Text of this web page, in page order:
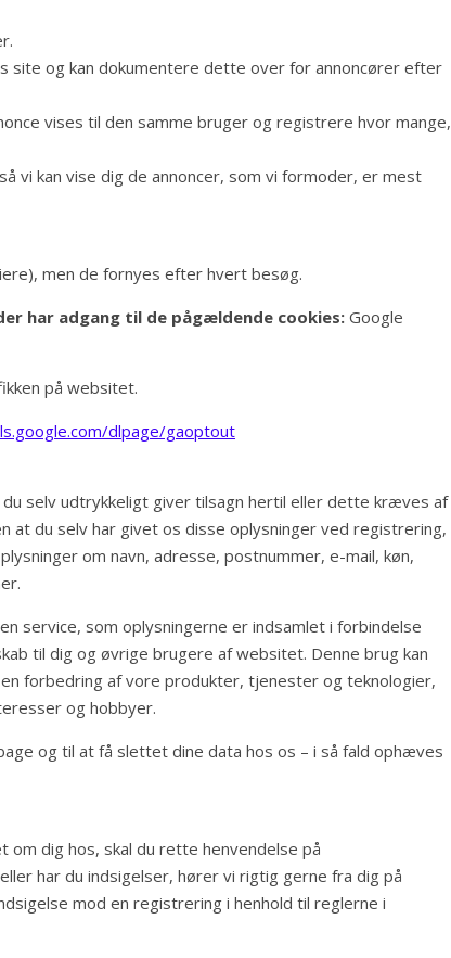
site og kan dokumentere dette over for annoncører efter
vises til den samme bruger og registrere hvor mange,
vi kan vise dig de annoncer, som vi formoder, er mest
men de fornyes efter hvert besøg.
har adgang til de pågældende cookies: Google
på websitet.
dlpage/gaoptout
selv udtrykkeligt giver tilsagn hertil eller dette kræves af
at du selv har givet os disse oplysninger ved registrering,
om navn, adresse, postnummer, e-mail, køn,
service, som oplysningerne er indsamlet i forbindelse
til dig og øvrige brugere af websitet. Denne brug kan
forbedring af vore produkter, tjenester og teknologier,
og hobbyer.
og til at få slettet dine data hos os – i så fald ophæves
dig hos, skal du rette henvendelse på
har du indsigelser, hører vi rigtig gerne fra dig på
mod en registrering i henhold til reglerne i